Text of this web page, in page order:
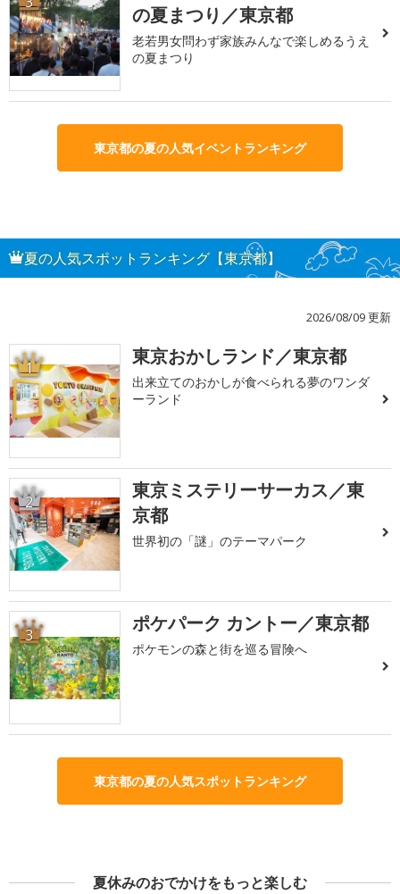
の夏まつり／東京都
老若男女問わず家族みんなで楽しめるうえ
の夏まつり
東京都の夏の人気イベントランキング
夏の人気スポットランキング【東京都】
2026/08/09 更新
1 東京おかしランド／東京都
出来立てのおかしが食べられる夢のワンダ
ーランド
2
東京ミステリーサーカス／東
京都
世界初の「謎」のテーマパーク
3 ポケパーク カントー／東京都
ポケモンの森と街を巡る冒険へ
東京都の夏の人気スポットランキング
夏休みのおでかけをもっと楽しむ